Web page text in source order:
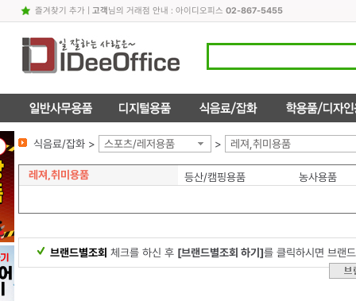
즐겨찾기 추가| 고객님의 거래점 안내 : 아이디오피스 02-867-5455
식음료/잡화 > 스포츠/레저용품 > 레져,취미용품
레져,취미용품 등산/캠핑용품 농사용품
브랜드별조회 체크를 하신 후 [브랜드별조회 하기]를 클릭하시면 브랜